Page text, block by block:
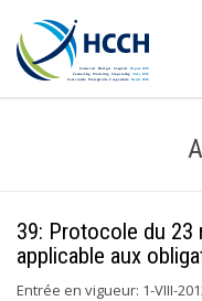
39: Protocole du 23
applicable aux
Entrée en vigueur: 1-VIII-